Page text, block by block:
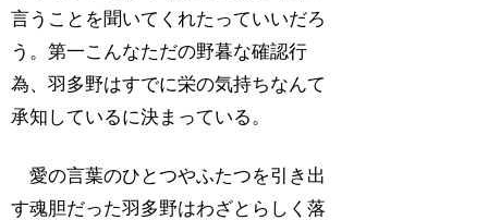
言うことを聞いてくれたっていいだろ
う。第一こんなただの野暮な確認行
為、羽多野はすでに栄の気持ちなんて
承知しているに決まっている。
愛の言葉のひとつやふたつを引き出
す魂胆だった羽多野はわざとらしく落